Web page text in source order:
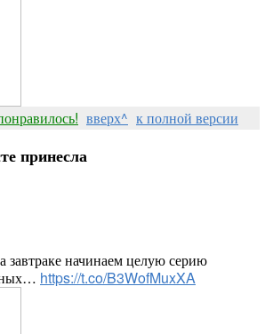
вверх^ к полной версии
принесла
завтраке начинаем целую серию
https://t.co/B3WofMuxXA